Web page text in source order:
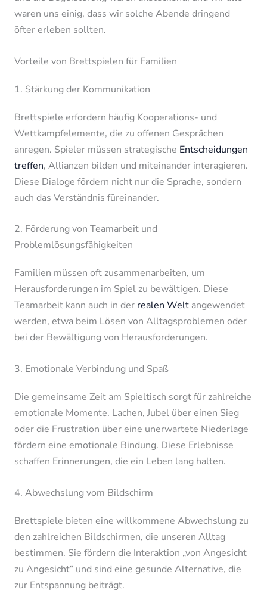
waren uns einig, dass wir solche Abende dringend
öfter erleben sollten.
Vorteile von Brettspielen für Familien
1. Stärkung der Kommunikation
Brettspiele erfordern häufig Kooperations- und
Wettkampfelemente, die zu offenen Gesprächen
anregen. Spieler müssen strategische Entscheidungen
treffen, Allianzen bilden und miteinander interagieren.
Diese Dialoge fördern nicht nur die Sprache, sondern
auch das Verständnis füreinander.
2. Förderung von Teamarbeit und
Problemlösungsfähigkeiten
Familien müssen oft zusammenarbeiten, um
Herausforderungen im Spiel zu bewältigen. Diese
Teamarbeit kann auch in der realen Welt angewendet
werden, etwa beim Lösen von Alltagsproblemen oder
bei der Bewältigung von Herausforderungen.
3. Emotionale Verbindung und Spaß
Die gemeinsame Zeit am Spieltisch sorgt für zahlreiche
emotionale Momente. Lachen, Jubel über einen Sieg
oder die Frustration über eine unerwartete Niederlage
fördern eine emotionale Bindung. Diese Erlebnisse
schaffen Erinnerungen, die ein Leben lang halten.
4. Abwechslung vom Bildschirm
Brettspiele bieten eine willkommene Abwechslung zu
den zahlreichen Bildschirmen, die unseren Alltag
bestimmen. Sie fördern die Interaktion „von Angesicht
zu Angesicht“ und sind eine gesunde Alternative, die
zur Entspannung beiträgt.